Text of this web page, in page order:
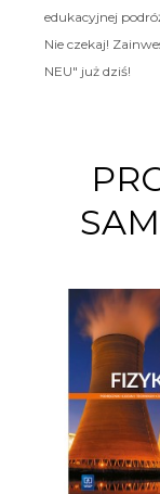
edukacyjnej
Nie czekaj!
NEU" już dziś!